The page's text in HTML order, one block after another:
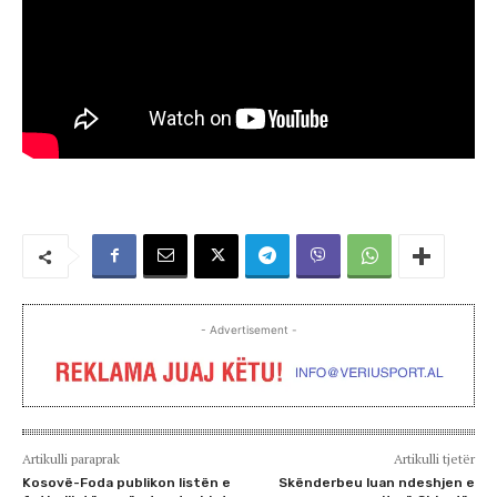
- Advertisement -
Artikulli paraprak
Kosovë-Foda publikon listën e
Artikulli tjetër
Skënderbeu luan ndeshjen e